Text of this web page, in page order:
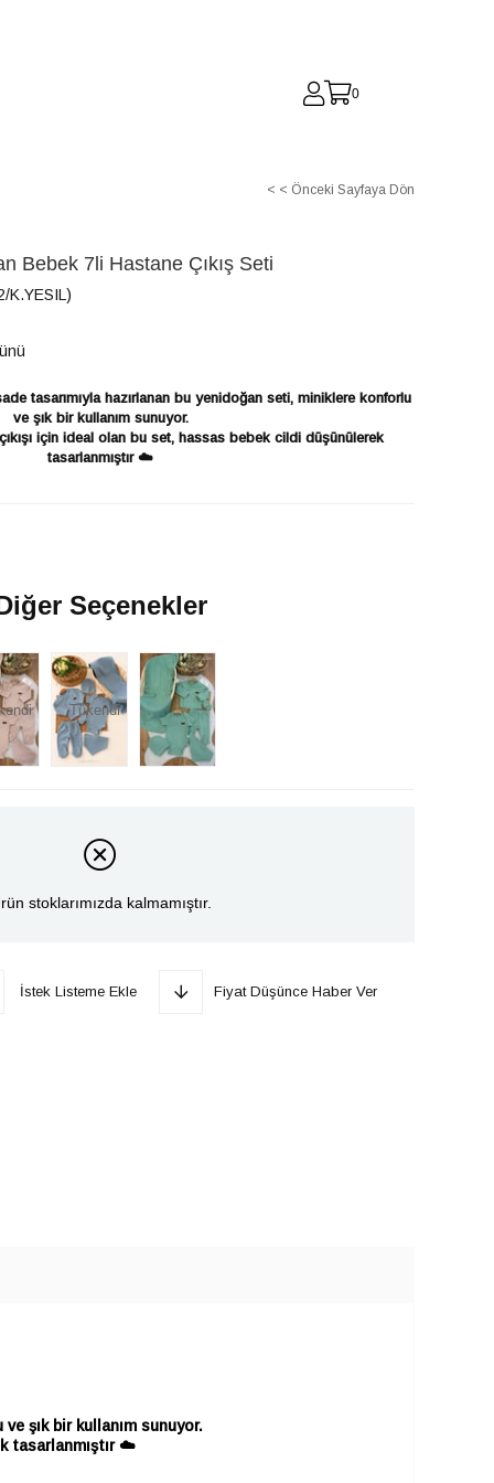
0
< < Önceki Sayfaya Dön
Bebek 7li Hastane Çıkış Seti
K.YESIL)
tasarımıyla hazırlanan bu yenidoğan seti, miniklere konforlu
ve şık bir kullanım sunuyor.
için ideal olan bu set, hassas bebek cildi düşünülerek
tasarlanmıştır ☁️
Seçenekler
Tükendi
stoklarımızda kalmamıştır.
İstek Listeme Ekle Fiyat Düşünce Haber Ver
şık bir kullanım sunuyor.
tasarlanmıştır ☁️